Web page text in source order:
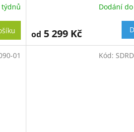
týdnů Dodání
od 5 299 Kč
01 Kód: